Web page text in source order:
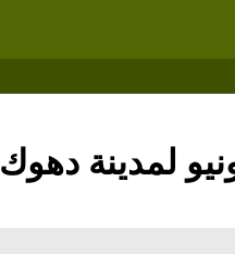
لمدينة دهوك 2026